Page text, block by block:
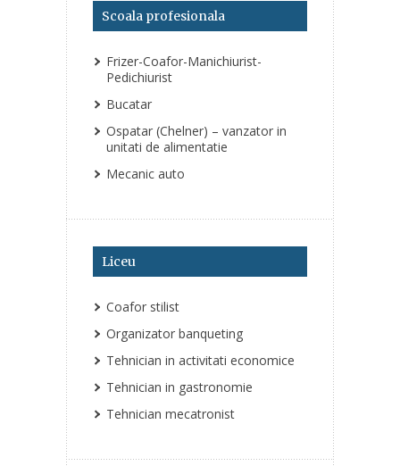
Scoala profesionala
Frizer-Coafor-Manichiurist-
Pedichiurist
Bucatar
Ospatar (Chelner) – vanzator in
unitati de alimentatie
Mecanic auto
Liceu
Coafor stilist
Organizator banqueting
Tehnician in activitati economice
Tehnician in gastronomie
Tehnician mecatronist